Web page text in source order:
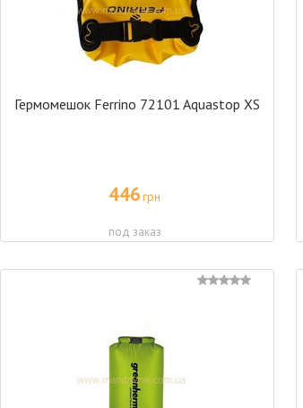
Гермомешок Ferrino 72101 Aquastop XS
446грн
под заказ